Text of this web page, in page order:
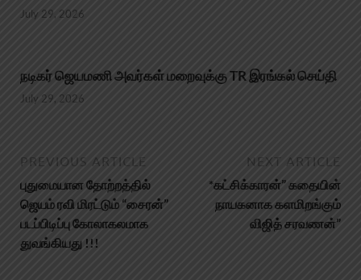
July 29, 2026
நடிகர் ஜெயமணி அவர்கள் மறைவுக்கு TR இரங்கல் செய்தி
July 29, 2026
PREVIOUS ARTICLE
புதுமையான தோற்றத்தில்
ஜெயம் ரவி மிரட்டும் “சைரன்”
படப்பிடிப்பு கோலாகலமாக
துவங்கியது !!!
NEXT ARTICLE
*கட்சிக்காரன்” கதையின்
நாயகனாக களமிறங்கும்
விஜித் சரவணன்”